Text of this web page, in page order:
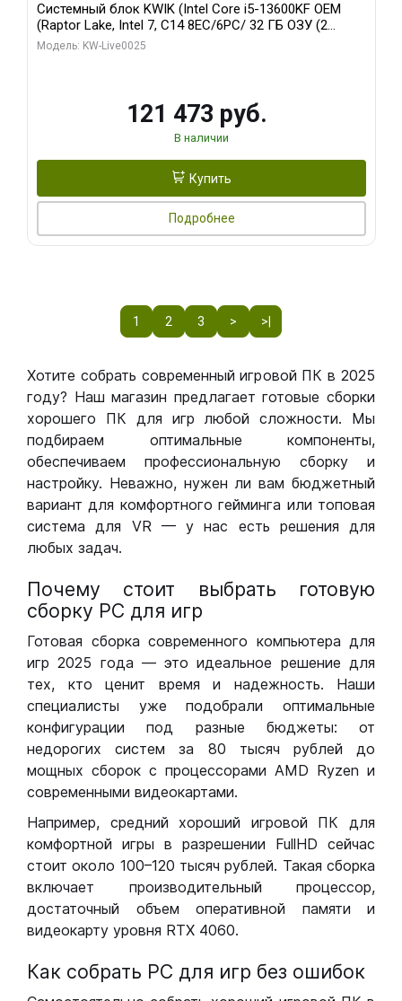
Системный блок KWIK (Intel Core i5-13600KF OEM
(Raptor Lake, Intel 7, C14 8EC/6PC/ 32 ГБ ОЗУ (2
модуля)/ Gigabyte RTX5060 WINDFORCE OC 8GB
Модель: KW-Live0025
121 473 руб.
В наличии
Купить
Подробнее
1 2 3 > >|
Хотите собрать современный игровой ПК в 2025
году? Наш магазин предлагает готовые сборки
хорошего ПК для игр любой сложности. Мы
подбираем оптимальные компоненты,
обеспечиваем профессиональную сборку и
настройку. Неважно, нужен ли вам бюджетный
вариант для комфортного гейминга или топовая
система для VR — у нас есть решения для
любых задач.
Почему стоит выбрать готовую
сборку РС для игр
Готовая сборка современного компьютера для
игр 2025 года — это идеальное решение для
тех, кто ценит время и надежность. Наши
специалисты уже подобрали оптимальные
конфигурации под разные бюджеты: от
недорогих систем за 80 тысяч рублей до
мощных сборок с процессорами AMD Ryzen и
современными видеокартами.
Например, средний хороший игровой ПК для
комфортной игры в разрешении FullHD сейчас
стоит около 100–120 тысяч рублей. Такая сборка
включает производительный процессор,
достаточный объем оперативной памяти и
видеокарту уровня RTX 4060.
Как собрать РС для игр без ошибок